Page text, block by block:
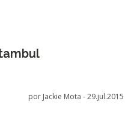
por Jackie Mota -29.jul.2015